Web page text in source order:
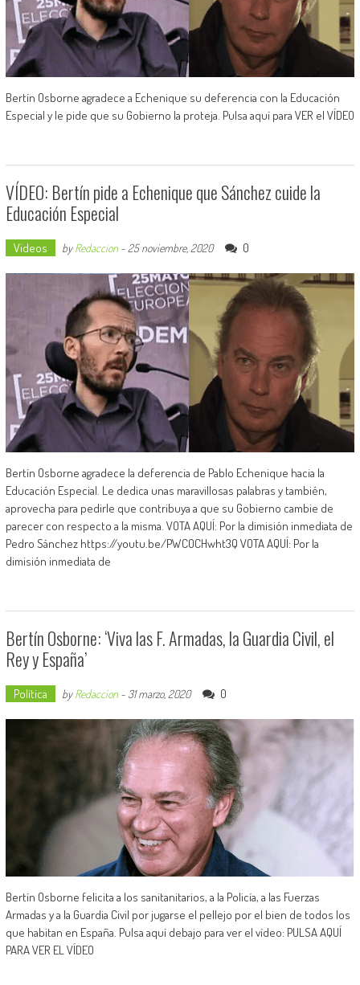
Bertín Osborne agradece a Echenique su deferencia con la Educación
Especial y le pide que su Gobierno la proteja. Pulsa aquí para VER el VÍDEO
VÍDEO: Bertín pide a Echenique que Sánchez cuide la
Educación Especial
Videos byRedaccion- 25 noviembre, 2020 0
Bertín Osborne agradece la deferencia de Pablo Echenique hacia la
Educación Especial. Le dedica unas maravillosas palabras y también,
aprovecha para pedirle que contribuya a que su Gobierno cambie de
parecer con respecto a la misma. VOTA AQUÍ: Por la dimisión inmediata de
Pedro Sánchez https://youtu.be/PWCOCHwht3Q VOTA AQUÍ: Por la
dimisión inmediata de
Bertín Osborne: ‘Viva las F. Armadas, la Guardia Civil, el
Rey y España’
Política byRedaccion- 31 marzo, 2020 0
Bertín Osborne felicita a los sanitanitarios, a la Policía, a las Fuerzas
Armadas y a la Guardia Civil por jugarse el pellejo por el bien de todos los
que habitan en España. Pulsa aquí debajo para ver el vídeo: PULSA AQUÍ
PARA VER EL VÍDEO